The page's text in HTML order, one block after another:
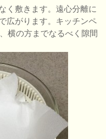
く敷きます。遠心分離に
広がります。キッチンペ
横の方までなるべく隙間